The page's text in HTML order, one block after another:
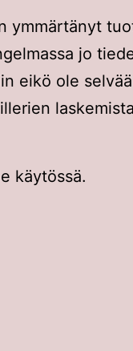
ymmärtänyt
jo
eikö ole
käytössä.